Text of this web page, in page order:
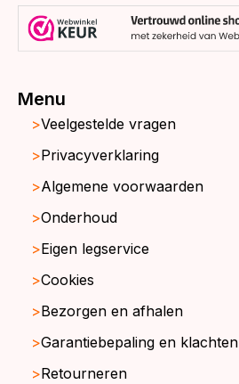
Menu
Veelgestelde vragen
Privacyverklaring
Algemene voorwaarden
Onderhoud
Eigen legservice
Cookies
Bezorgen en afhalen
Garantiebepaling en klachten
Retourneren